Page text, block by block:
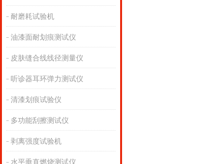
耐磨耗试验机
油漆面耐划痕测试仪
皮肤缝合线线径测量仪
听诊器耳环弹力测试仪
清漆划痕试验仪
多功能刮擦测试仪
剥离强度试验机
水平垂直燃烧测试仪